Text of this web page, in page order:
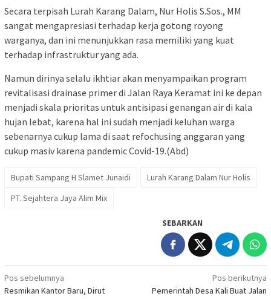
Secara terpisah Lurah Karang Dalam, Nur Holis S.Sos., MM
sangat mengapresiasi terhadap kerja gotong royong
warganya, dan ini menunjukkan rasa memiliki yang kuat
terhadap infrastruktur yang ada.
Namun dirinya selalu ikhtiar akan menyampaikan program
revitalisasi drainase primer di Jalan Raya Keramat ini ke depan
menjadi skala prioritas untuk antisipasi genangan air di kala
hujan lebat, karena hal ini sudah menjadi keluhan warga
sebenarnya cukup lama di saat refochusing anggaran yang
cukup masiv karena pandemic Covid-19.(Abd)
Bupati Sampang H Slamet Junaidi
Lurah Karang Dalam Nur Holis
PT. Sejahtera Jaya Alim Mix
SEBARKAN
Navigasi
Pos sebelumnya
Resmikan Kantor Baru, Dirut
Pos berikutnya
Pemerintah Desa Kali Buat Jalan